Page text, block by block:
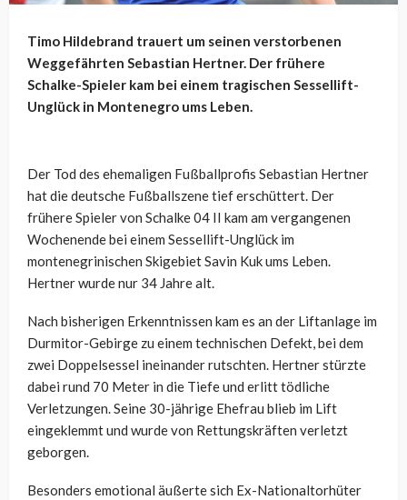
Timo Hildebrand trauert um seinen verstorbenen
Weggefährten Sebastian Hertner. Der frühere
Schalke-Spieler kam bei einem tragischen Sessellift-
Unglück in Montenegro ums Leben.
Der Tod des ehemaligen Fußballprofis Sebastian Hertner
hat die deutsche Fußballszene tief erschüttert. Der
frühere Spieler von Schalke 04 II kam am vergangenen
Wochenende bei einem Sessellift-Unglück im
montenegrinischen Skigebiet Savin Kuk ums Leben.
Hertner wurde nur 34 Jahre alt.
Nach bisherigen Erkenntnissen kam es an der Liftanlage im
Durmitor-Gebirge zu einem technischen Defekt, bei dem
zwei Doppelsessel ineinander rutschten. Hertner stürzte
dabei rund 70 Meter in die Tiefe und erlitt tödliche
Verletzungen. Seine 30-jährige Ehefrau blieb im Lift
eingeklemmt und wurde von Rettungskräften verletzt
geborgen.
Besonders emotional äußerte sich Ex-Nationaltorhüter